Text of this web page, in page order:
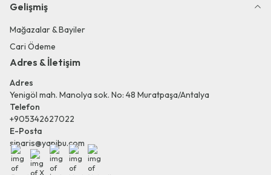
Gelişmiş
Mağazalar & Bayiler
Cari Ödeme
Adres & İletişim
Adres
Yenigöl mah. Manolya sok. No: 48 Muratpaşa/Antalya
Telefon
+905342627022
E-Posta
siparis@yapibu.com
Facebook
X İnstagram
Youtube